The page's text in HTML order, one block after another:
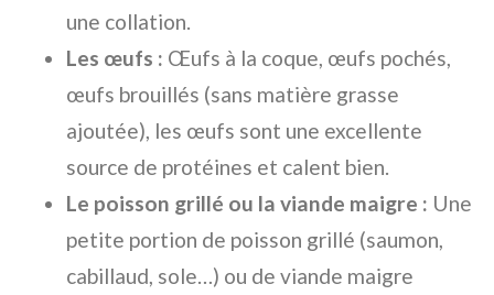
une collation.
Les œufs : Œufs à la coque, œufs pochés,
œufs brouillés (sans matière grasse
ajoutée), les œufs sont une excellente
source de protéines et calent bien.
Le poisson grillé ou la viande maigre : Une
petite portion de poisson grillé (saumon,
cabillaud, sole…) ou de viande maigre